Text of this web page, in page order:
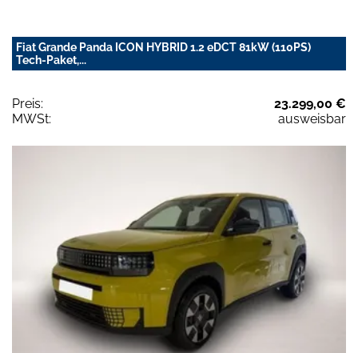
Fiat Grande Panda ICON HYBRID 1.2 eDCT 81kW (110PS)
Tech-Paket,...
Preis:
23.299,00 €
MWSt:
ausweisbar